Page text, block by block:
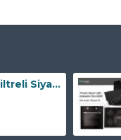
Bacasız Karbon filtreli Siyah Cam Davlumbaz ALVEUS KAVİSLİ CAM